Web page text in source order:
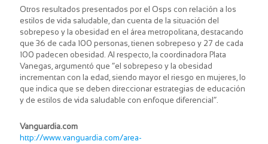
Otros resultados presentados por el Osps con relación a los
estilos de vida saludable, dan cuenta de la situación del
sobrepeso y la obesidad en el área metropolitana, destacando
que 36 de cada 100 personas, tienen sobrepeso y 27 de cada
100 padecen obesidad. Al respecto, la coordinadora Plata
Vanegas, argumentó que “el sobrepeso y la obesidad
incrementan con la edad, siendo mayor el riesgo en mujeres, lo
que indica que se deben direccionar estrategias de educación
y de estilos de vida saludable con enfoque diferencial”.
Vanguardia.com
http://www.vanguardia.com/area-